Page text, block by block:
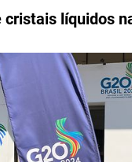
cristais líquidos